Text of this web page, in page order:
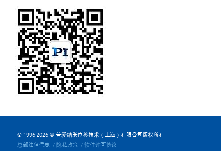
© 1996-2026 © 普爱纳米位移技术（上海）有限公司版权所有
总部法律信息
隐私政策 软件许可协议